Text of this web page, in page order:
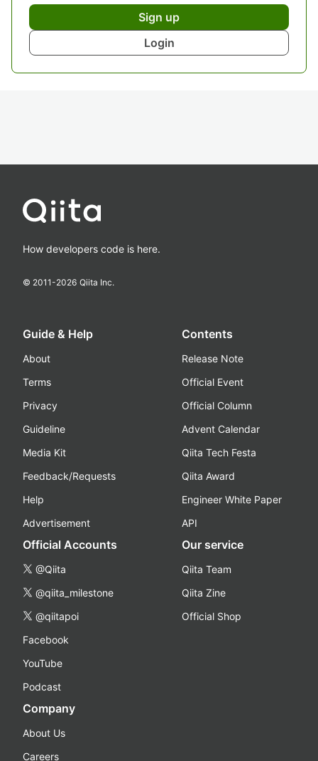
Sign up
Login
How developers code is here.
© 2011-2026 Qiita Inc.
Guide & Help
About
Terms
Privacy
Guideline
Media Kit
Feedback/Requests
Help
Advertisement
Contents
Release Note
Official Event
Official Column
Advent Calendar
Qiita Tech Festa
Qiita Award
Engineer White Paper
API
Official Accounts
@Qiita
@qiita_milestone
@qiitapoi
Facebook
YouTube
Podcast
Our service
Qiita Team
Qiita Zine
Official Shop
Company
About Us
Careers